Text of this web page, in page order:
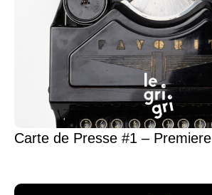
Carte de Presse #1 – Premiere